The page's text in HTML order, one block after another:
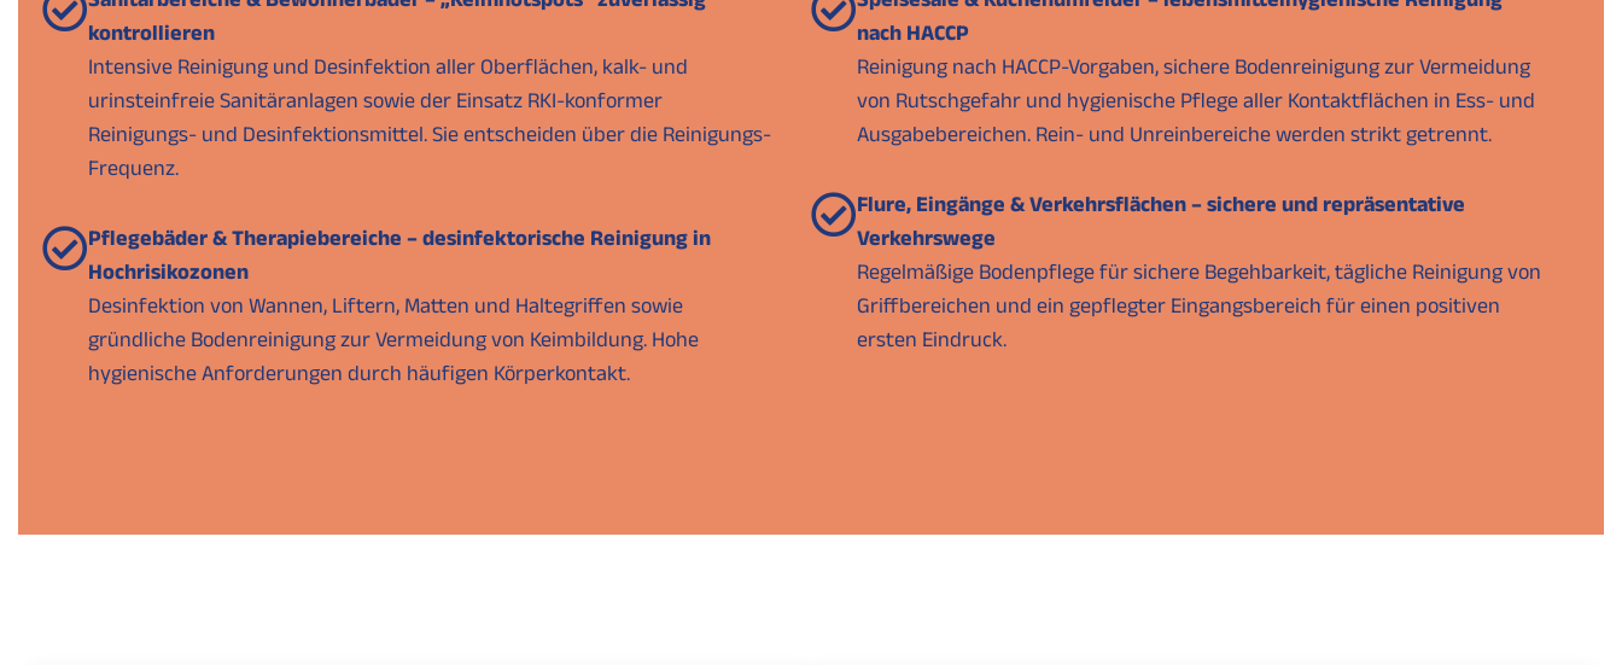
kontrollieren
Intensive Reinigung und Desinfektion aller Oberflächen, kalk- und
urinsteinfreie Sanitäranlagen sowie der Einsatz RKI-konformer
Reinigungs- und Desinfektionsmittel. Sie entscheiden über die Reinigungs-
Frequenz.
Pflegebäder & Therapiebereiche – desinfektorische Reinigung in
Hochrisikozonen
Desinfektion von Wannen, Liftern, Matten und Haltegriffen sowie
gründliche Bodenreinigung zur Vermeidung von Keimbildung. Hohe
hygienische Anforderungen durch häufigen Körperkontakt.
nach HACCP
Reinigung nach HACCP-Vorgaben, sichere Bodenreinigung zur Vermeidung
von Rutschgefahr und hygienische Pflege aller Kontaktflächen in Ess- und
Ausgabebereichen. Rein- und Unreinbereiche werden strikt getrennt.
Flure, Eingänge & Verkehrsflächen – sichere und repräsentative
Verkehrswege
Regelmäßige Bodenpflege für sichere Begehbarkeit, tägliche Reinigung von
Griffbereichen und ein gepflegter Eingangsbereich für einen positiven
ersten Eindruck.